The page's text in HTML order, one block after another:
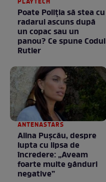
PLAYTECH
Poate Poliția să stea cu
radarul ascuns după
un copac sau un
panou? Ce spune Codul
Rutier
ANTENASTARS
Alina Pușcău, despre
lupta cu lipsa de
încredere: „Aveam
foarte multe gânduri
negative”